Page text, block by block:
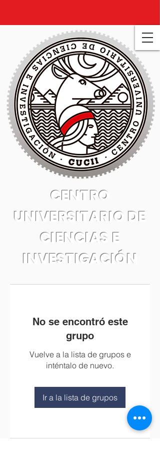
CENTRO
UNIVERSITARIO DE
CIENCIAS E
INVESTIGACIÓN
No se encontró este
grupo
Vuelve a la lista de grupos e
inténtalo de nuevo.
Ir a la lista de grupos